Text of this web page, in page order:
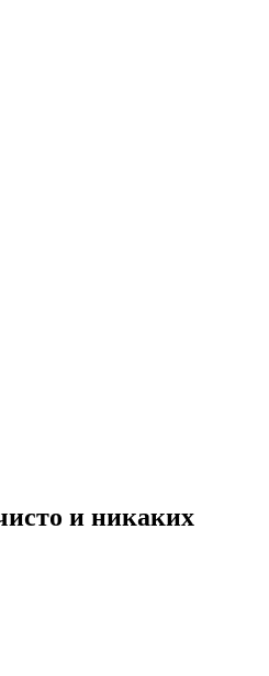
и никаких